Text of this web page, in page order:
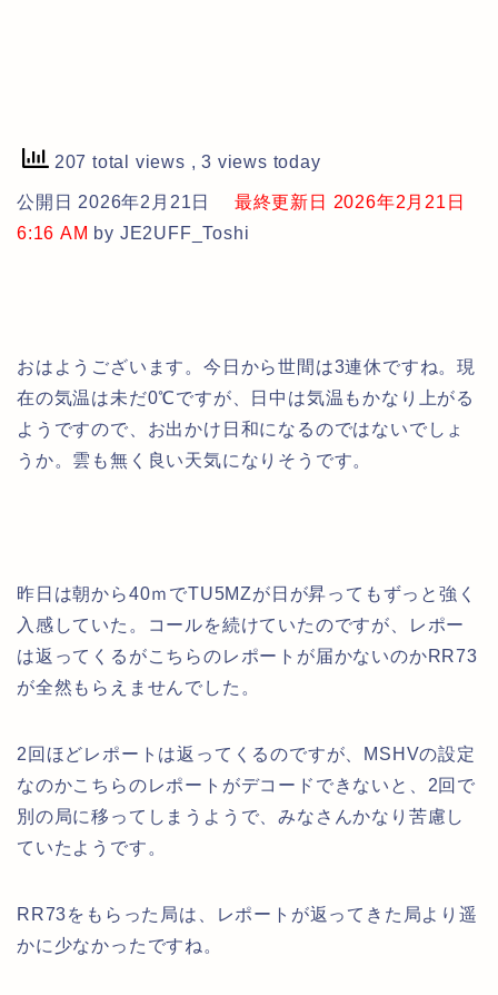
207 total views , 3 views today
公開日 2026年2月21日
最終更新日 2026年2月21日
6:16 AM by JE2UFF_Toshi
おはようございます。今日から世間は3連休ですね。現
在の気温は未だ0℃ですが、日中は気温もかなり上がる
ようですので、お出かけ日和になるのではないでしょ
うか。雲も無く良い天気になりそうです。
昨日は朝から40ｍでTU5MZが日が昇ってもずっと強く
入感していた。コールを続けていたのですが、レポー
は返ってくるがこちらのレポートが届かないのかRR73
が全然もらえませんでした。
2回ほどレポートは返ってくるのですが、MSHVの設定
なのかこちらのレポートがデコードできないと、2回で
別の局に移ってしまうようで、みなさんかなり苦慮し
ていたようです。
RR73をもらった局は、レポートが返ってきた局より遥
かに少なかったですね。